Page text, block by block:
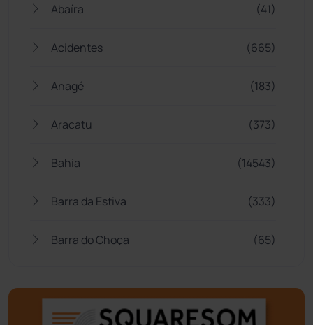
Abaíra (41)
Acidentes (665)
Anagé (183)
Aracatu (373)
Bahia (14543)
Barra da Estiva (333)
Barra do Choça (65)
Bom Jesus da Lapa (505)